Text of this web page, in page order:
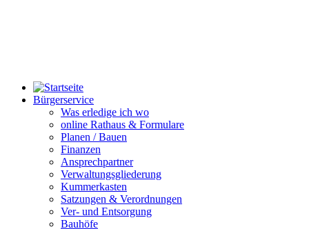
Bürgerservice
Was erledige ich wo
online Rathaus & Formulare
Planen / Bauen
Finanzen
Ansprechpartner
Verwaltungsgliederung
Kummerkasten
Satzungen & Verordnungen
Ver- und Entsorgung
Bauhöfe